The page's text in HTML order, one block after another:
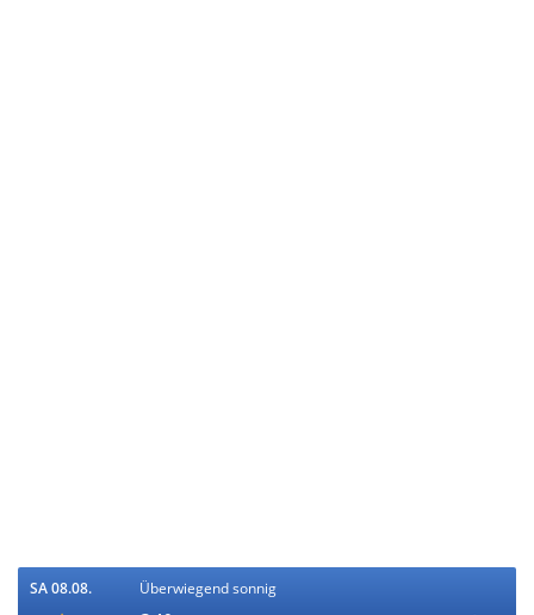
SA 08.08. Überwiegend sonnig